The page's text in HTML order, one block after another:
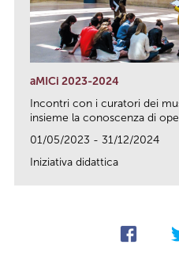
aMICi 2023-2024
Incontri con i curatori dei
insieme la conoscenza di
01/05/2023 - 31/12/2024
Iniziativa didattica